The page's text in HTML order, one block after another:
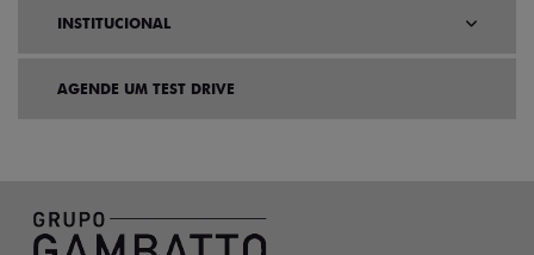
INSTITUCIONAL
AGENDE UM TEST DRIVE